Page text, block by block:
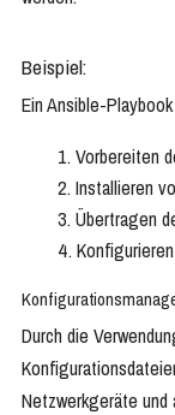
Beispiel:
Ein Ansible-
Vorbereiten
Installieren
Übertragen
Durch die
Netzwerkgeräte